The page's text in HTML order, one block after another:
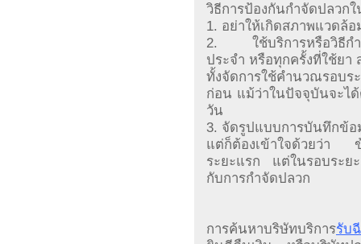
วิธีการป้องกันกำจัดปลวก
1. อย่าให้เกิดสภาพแวดล้
2. ใช้บริการหรือวิธีกำจั
ประจำ หรือทุกครั้งที่ใช้ยา
ทั้งจัดการใช้คำนวณรอบระ
ก่อน แม้ว่าในปัจจุบันจะไ
วัน
3. จัดรูปแบบการบันทึกข้
แต่ก็ต้องเข้าใจด้วยว่า ข้
ระยะแรก แต่ในรอบระย
กับการกำจัดปลวก
การค้นหาบริษัทบริการรับ